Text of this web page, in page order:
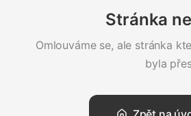
Stránka
Omlouváme se, ale stránka
byla